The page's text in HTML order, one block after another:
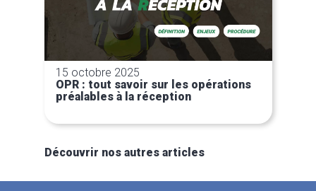
15 octobre 2025
OPR : tout savoir sur les opérations
préalables à la réception
Découvrir nos autres articles